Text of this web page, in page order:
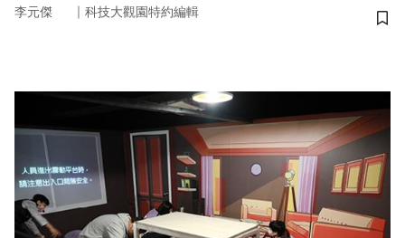
李元傑 ｜ 科技大觀園特約編輯
儲